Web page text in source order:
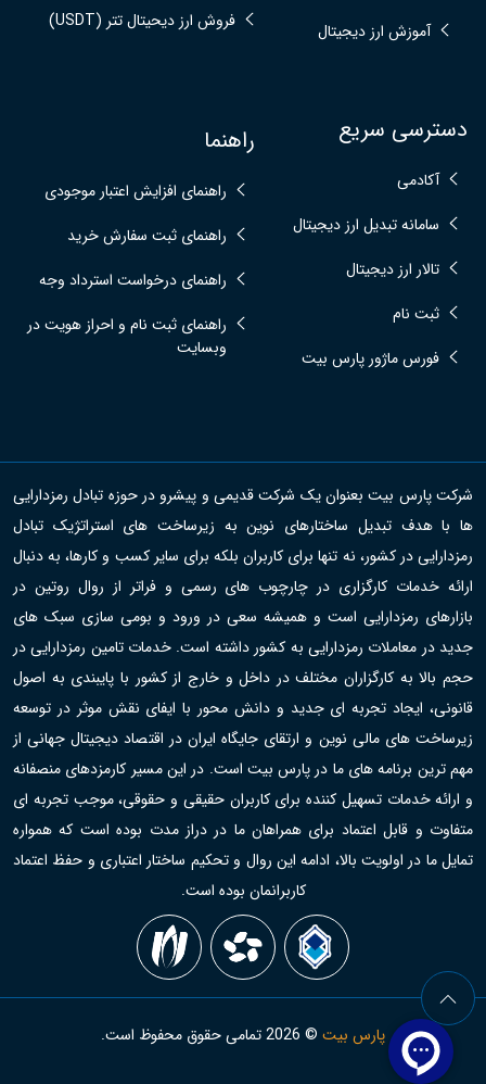
آموزش ارز دیجیتال
فروش ارز دیحیتال تتر (USDT)
دسترسی سریع
آکادمی
سامانه تبدیل ارز دیجیتال
تالار ارز دیجیتال
ثبت نام
فورس ماژور پارس بیت
راهنما
راهنمای افزایش اعتبار موجودی
راهنمای ثبت سفارش خرید
راهنمای درخواست استرداد وجه
راهنمای ثبت نام و احراز هویت در
وبسایت
شرکت پارس بیت بعنوان یک شرکت قدیمی و پیشرو در حوزه تبادل رمزدارایی
ها با هدف تبدیل ساختارهای نوین به زیرساخت های استراتژیک تبادل
رمزدارایی در کشور، نه تنها برای کاربران بلکه برای سایر کسب و کارها، به دنبال
ارائه خدمات کارگزاری در چارچوب های رسمی و فراتر از روال روتین در
بازارهای رمزدارایی است و همیشه سعی در ورود و بومی سازی سبک های
جدید در معاملات رمزدارایی به کشور داشته است. خدمات تامین رمزدارایی در
حجم بالا به کارگزاران مختلف در داخل و خارج از کشور با پایبندی به اصول
قانونی، ایجاد تجربه ای جدید و دانش محور با ایفای نقش موثر در توسعه
زیرساخت های مالی نوین و ارتقای جایگاه ایران در اقتصاد دیجیتال جهانی از
مهم ترین برنامه های ما در پارس بیت است. در این مسیر کارمزدهای منصفانه
و ارائه خدمات تسهیل کننده برای کاربران حقیقی و حقوقی، موجب تجربه ای
متفاوت و قابل اعتماد برای همراهان ما در دراز مدت بوده است که همواره
تمایل ما در اولویت بالا، ادامه این روال و تحکیم ساختار اعتباری و حفظ اعتماد
کاربرانمان بوده است.
پارس بیت ©
2026تمامی حقوق محفوظ است.